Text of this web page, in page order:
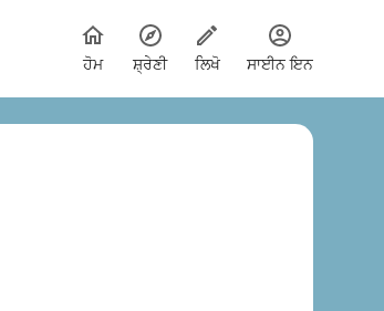
ਹੋਮ ਸ਼੍ਰੇਣੀ ਲਿਖੋ ਸਾਈਨ ਇਨ